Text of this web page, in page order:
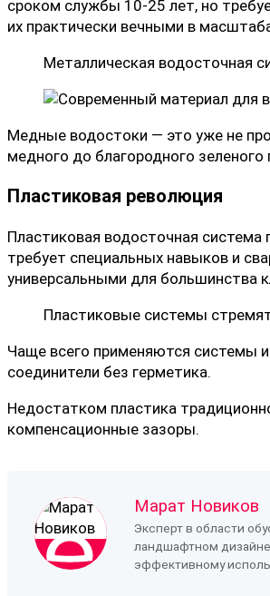
сроком службы 10-25 лет, но
их практически вечными в
Металлическая водосточная
Медные водостоки — это уже не
медного до благородного
Пластиковая революция
Пластиковая водосточная система
требует специальных навыков и
универсальными для большинства
Пластиковые системы
Чаще всего применяются системы
соединители без герметика.
Недостатком пластика
компенсационные зазоры.
Марат Новиков
Эксперт в области
ландшафтном
эффективному